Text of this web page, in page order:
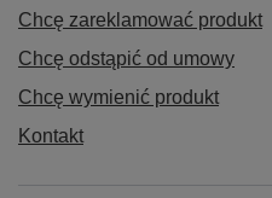
Chcę zareklamować produkt
Chcę odstąpić od umowy
Chcę wymienić produkt
Kontakt